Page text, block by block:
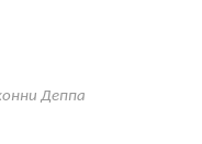
Деппа